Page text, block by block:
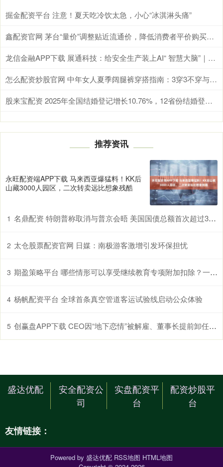
掘金配资平台 注意！夏天吃冷饮太急，小心“冰淇淋头痛”
鑫配资官网 茅台“量价”调整贴近流通价，降低消费者平价购买门槛
龙信金融APP下载 展通科技：给安全生产装上AI“ 智慧大脑”｜AI尖兵长沙造
怎么配资炒股官网 中年女人夏季阔腿裤穿搭指南：3穿3不穿与时尚搭配技巧
股来宝配资 2025年全国结婚登记增长10.76%，12省份结婚登记数据公布
推荐资讯
永旺配资端APP下载 马来西亚爆猛料！KK后
山藏3000人园区，二次转卖远比想象残酷
1 名鼎配资 特朗普称取消与普京会晤 美国国债总额首次超过38万亿美元 | 环球市场
2 太仓股票配资官网 日媒：南极游客激增引发环保担忧
3 期盈策略平台 哪些情形可以享受继续教育专项附加扣除？一文了解
4 杨帆配资平台 全球首条真空管道客运试验线启动公众体验
5 创赢盘APP下载 CEO因“地下恋情”被解雇、董事长提前卸任，大中华区多名高管也换人 百年雀巢今年怎么了？
盛达优配
安全配资公
司
实盘配资平
台
配资炒股平
台
友情链接：
Powered by 盛达优配 RSS地图 HTML地图